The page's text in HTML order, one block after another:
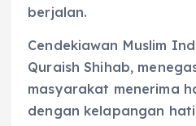
berjalan.
Cendekiawan Muslim
Quraish Shihab,
masyarakat menerima
dengan kelapangan